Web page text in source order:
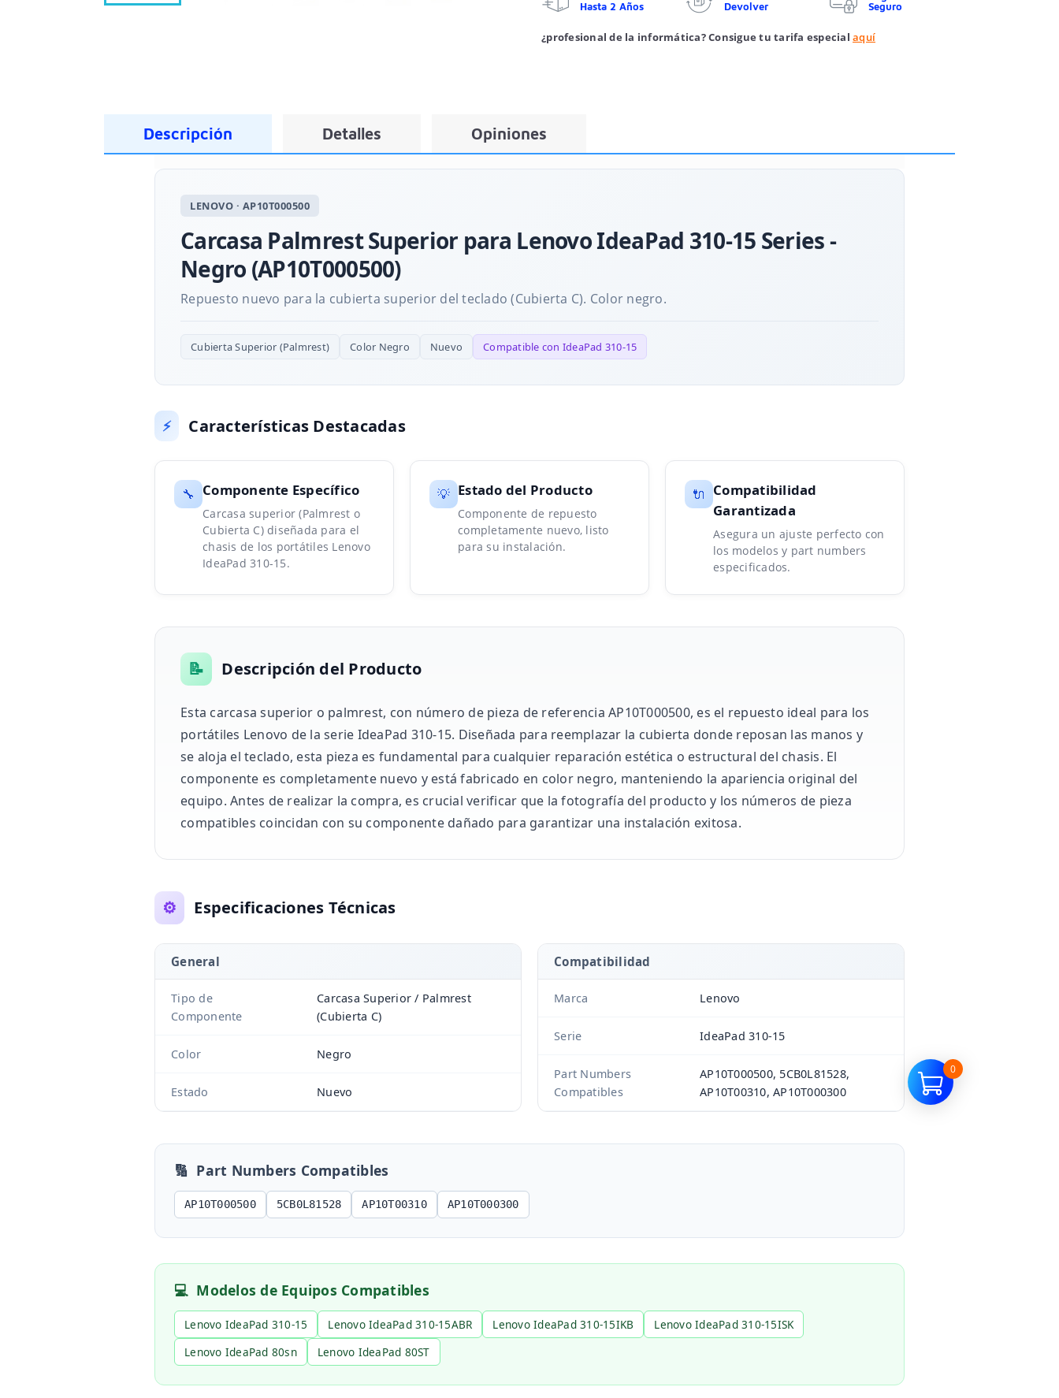
Hasta 2 Años
Devolver
Seguro
¿profesional de la informática? Consigue tu tarifa especial aquí
Descripción Detalles Opiniones
LENOVO · AP10T000500
Carcasa Palmrest Superior para Lenovo IdeaPad 310-15 Series -
Negro (AP10T000500)
Repuesto nuevo para la cubierta superior del teclado (Cubierta C). Color negro.
Cubierta Superior (Palmrest) Color Negro Nuevo Compatible con IdeaPad 310-15
⚡ Características Destacadas
🔧 Componente Específico
Carcasa superior (Palmrest o
Cubierta C) diseñada para el
chasis de los portátiles Lenovo
IdeaPad 310-15.
💡 Estado del Producto
Componente de repuesto
completamente nuevo, listo
para su instalación.
🔌 Compatibilidad
Garantizada
Asegura un ajuste perfecto con
los modelos y part numbers
especificados.
📝 Descripción del Producto
Esta carcasa superior o palmrest, con número de pieza de referencia AP10T000500, es el repuesto ideal para los
portátiles Lenovo de la serie IdeaPad 310-15. Diseñada para reemplazar la cubierta donde reposan las manos y
se aloja el teclado, esta pieza es fundamental para cualquier reparación estética o estructural del chasis. El
componente es completamente nuevo y está fabricado en color negro, manteniendo la apariencia original del
equipo. Antes de realizar la compra, es crucial verificar que la fotografía del producto y los números de pieza
compatibles coincidan con su componente dañado para garantizar una instalación exitosa.
⚙️ Especificaciones Técnicas
General
Tipo de
Componente
Carcasa Superior / Palmrest
(Cubierta C)
Color Negro
Estado Nuevo
Compatibilidad
Marca Lenovo
Serie IdeaPad 310-15
Part Numbers
Compatibles
AP10T000500, 5CB0L81528,
AP10T00310, AP10T000300
🔢 Part Numbers Compatibles
AP10T000500 5CB0L81528 AP10T00310 AP10T000300
💻 Modelos de Equipos Compatibles
Lenovo IdeaPad 310-15 Lenovo IdeaPad 310-15ABR Lenovo IdeaPad 310-15IKB
Lenovo IdeaPad 310-15ISK
Lenovo IdeaPad 80sn
Lenovo IdeaPad 80ST
0